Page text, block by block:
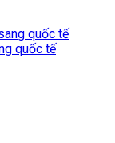
quốc tế